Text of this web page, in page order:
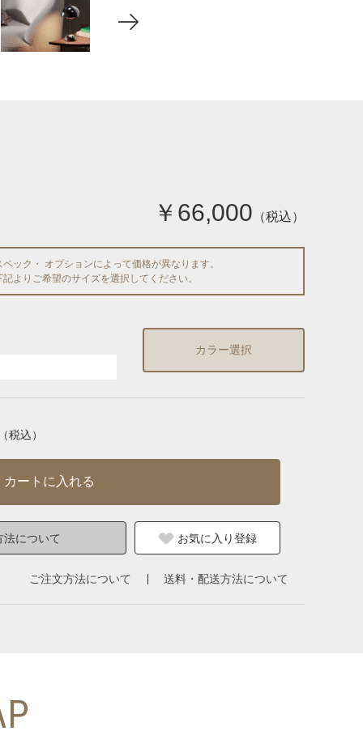
￥66,000 （税込）
ック・ オプションによって価格が異なります。
よりご希望のサイズを選択してください。
カラー選択
税込）
カートに入れる
について お気に入り登録
ご注文方法について 送料・配送方法について